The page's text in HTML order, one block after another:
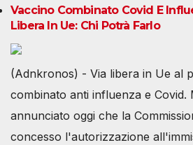
Vaccino Combinato Covid E
Libera In Ue: Chi Potrà Farlo
(Adnkronos) - Via libera in Ue al
combinato anti influenza e Covid.
annunciato oggi che la
concesso l'autorizzazione